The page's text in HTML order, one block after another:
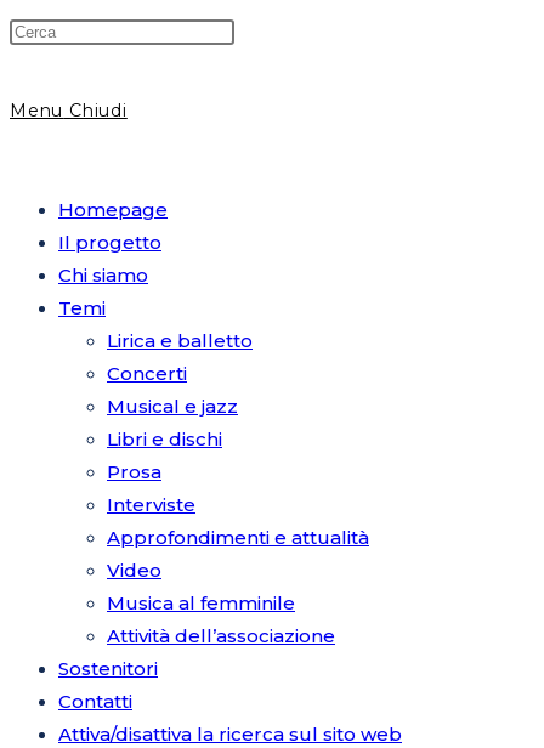
Menu Chiudi
Homepage
Il progetto
Chi siamo
Temi
Lirica e balletto
Concerti
Musical e jazz
Libri e dischi
Prosa
Interviste
Approfondimenti e attualità
Video
Musica al femminile
Attività dell’associazione
Sostenitori
Contatti
Attiva/disattiva la ricerca sul sito web